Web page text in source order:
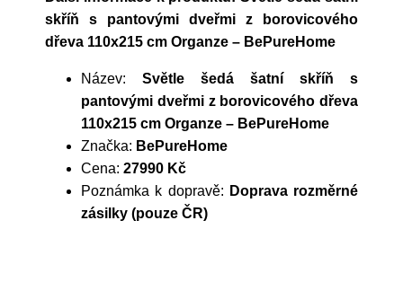
skříň s pantovými dveřmi z borovicového
dřeva 110x215 cm Organze – BePureHome
Název: Světle šedá šatní skříň s
pantovými dveřmi z borovicového dřeva
110x215 cm Organze – BePureHome
Značka: BePureHome
Cena: 27990 Kč
Poznámka k dopravě: Doprava rozměrné
zásilky (pouze ČR)